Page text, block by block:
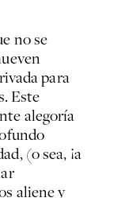
no se
para
Este
alegoría
(o sea, ¡a
aliene y